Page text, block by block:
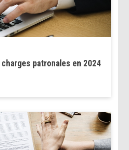
patronales en 2024